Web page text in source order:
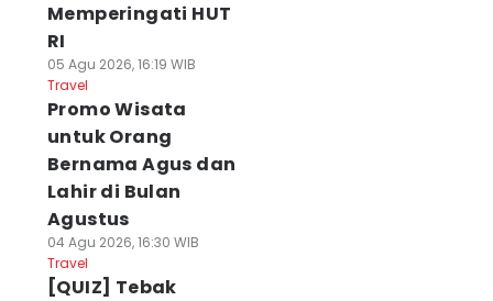
Memperingati HUT
RI
05 Agu 2026, 16:19 WIB
Travel
Promo Wisata
untuk Orang
Bernama Agus dan
Lahir di Bulan
Agustus
04 Agu 2026, 16:30 WIB
Travel
[QUIZ] Tebak